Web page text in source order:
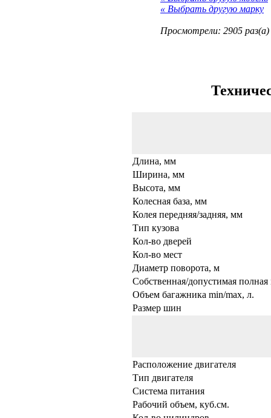
« Выбрать другую марку
Просмотрели: 2905 раз(а)
Длина, мм
Ширина, мм
Высота, мм
Колесная база, мм
Колея передняя/задняя, мм
Тип кузова
Кол-во дверей
Кол-во мест
Диаметр поворота, м
Собственная/допустимая полная
Объем багажника min/max, л.
Размер шин
Расположение двигателя
Тип двигателя
Система питания
Рабочий объем, куб.см.